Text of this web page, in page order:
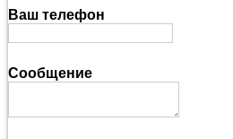
Ваш телефон
Сообщение